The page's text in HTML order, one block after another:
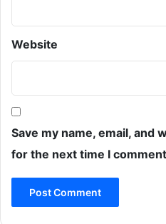
Website
Save my name, email, and
for the next time I